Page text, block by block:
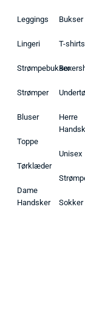
Leggings
Lingeri
Strømpebukser
Strømper
Bluser
Toppe
Tørklæder
Dame
Handsker
Bukser
T-shirts
Herre
Unisex
Sokker